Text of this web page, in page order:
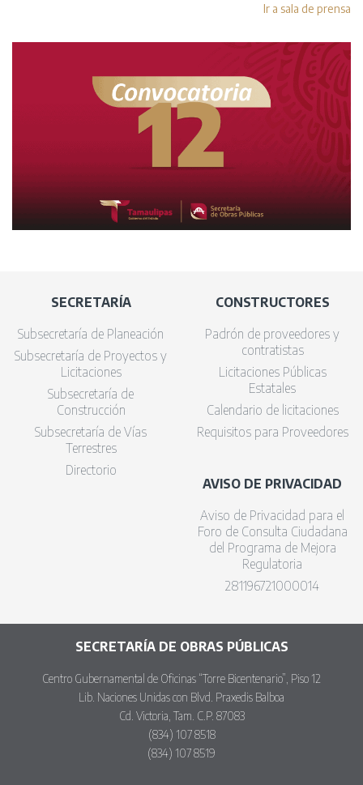
Ir a sala de prensa
SECRETARÍA
Subsecretaría de Planeación
Subsecretaría de Proyectos y
Licitaciones
Subsecretaría de
Construcción
Subsecretaría de Vías
Terrestres
Directorio
CONSTRUCTORES
Padrón de proveedores y
contratistas
Licitaciones Públicas
Estatales
Calendario de licitaciones
Requisitos para Proveedores
AVISO DE PRIVACIDAD
Aviso de Privacidad para el
Foro de Consulta Ciudadana
del Programa de Mejora
Regulatoria
281196721000014
SECRETARÍA DE OBRAS PÚBLICAS
Centro Gubernamental de Oficinas “Torre Bicentenario”, Piso 12
Lib. Naciones Unidas con Blvd. Praxedis Balboa
Cd. Victoria, Tam. C.P. 87083
(834) 107 8518
(834) 107 8519